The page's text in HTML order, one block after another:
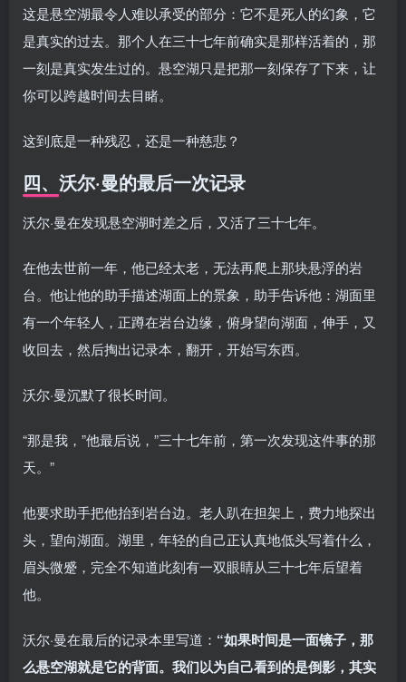
这是悬空湖最令人难以承受的部分：它不是死人的幻象，它
是真实的过去。那个人在三十七年前确实是那样活着的，那
一刻是真实发生过的。悬空湖只是把那一刻保存了下来，让
你可以跨越时间去目睹。
这到底是一种残忍，还是一种慈悲？
四、沃尔·曼的最后一次记录
沃尔·曼在发现悬空湖时差之后，又活了三十七年。
在他去世前一年，他已经太老，无法再爬上那块悬浮的岩
台。他让他的助手描述湖面上的景象，助手告诉他：湖面里
有一个年轻人，正蹲在岩台边缘，俯身望向湖面，伸手，又
收回去，然后掏出记录本，翻开，开始写东西。
沃尔·曼沉默了很长时间。
“那是我，”他最后说，”三十七年前，第一次发现这件事的那
天。”
他要求助手把他抬到岩台边。老人趴在担架上，费力地探出
头，望向湖面。湖里，年轻的自己正认真地低头写着什么，
眉头微蹙，完全不知道此刻有一双眼睛从三十七年后望着
他。
沃尔·曼在最后的记录本里写道： “如果时间是一面镜子，那
么悬空湖就是它的背面。我们以为自己看到的是倒影，其实